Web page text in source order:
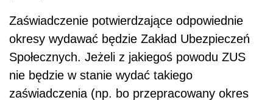
Zaświadczenie potwierdzające odpowiednie
okresy wydawać będzie Zakład Ubezpieczeń
Społecznych. Jeżeli z jakiegoś powodu ZUS
nie będzie w stanie wydać takiego
zaświadczenia (np. bo przepracowany okres